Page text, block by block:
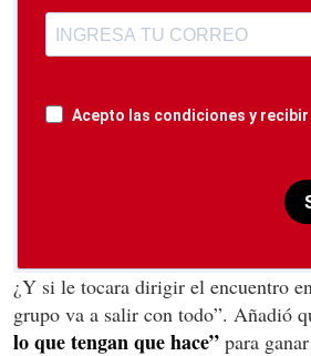
Acepto las condiciones y
¿Y si le tocara dirigir el encuentro
grupo va a salir con todo”. Añadió
lo que tengan que hace” para